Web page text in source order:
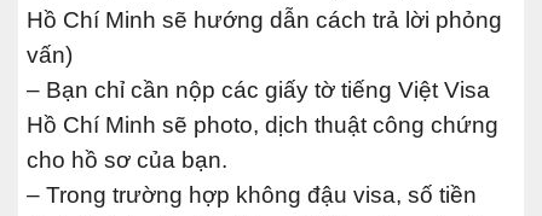
Hồ Chí Minh sẽ hướng dẫn cách trả lời phỏng
vấn)
– Bạn chỉ cần nộp các giấy tờ tiếng Việt Visa
Hồ Chí Minh sẽ photo, dịch thuật công chứng
cho hồ sơ của bạn.
– Trong trường hợp không đậu visa, số tiền